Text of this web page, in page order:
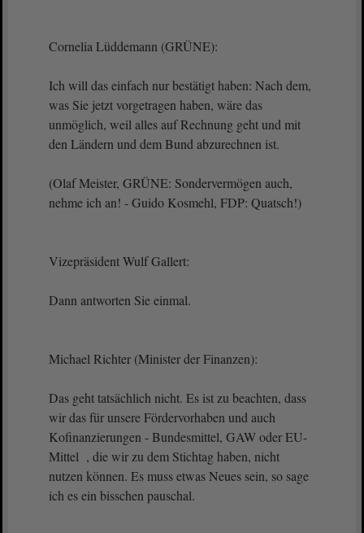
Cornelia Lüddemann (GRÜNE):
Ich will das einfach nur bestätigt haben: Nach dem,
was Sie jetzt vorgetragen haben, wäre das
unmöglich, weil alles auf Rechnung geht und mit
den Ländern und dem Bund abzurechnen ist.
(Olaf Meister, GRÜNE: Sondervermögen auch,
nehme ich an! - Guido Kosmehl, FDP: Quatsch!)
Vizepräsident Wulf Gallert:
Dann antworten Sie einmal.
Michael Richter (Minister der Finanzen):
Das geht tatsächlich nicht. Es ist zu beachten, dass
wir das für unsere Fördervorhaben und auch
Kofinanzierungen - Bundesmittel, GAW oder EU-
Mittel , die wir zu dem Stichtag haben, nicht
nutzen können. Es muss etwas Neues sein, so sage
ich es ein bisschen pauschal.